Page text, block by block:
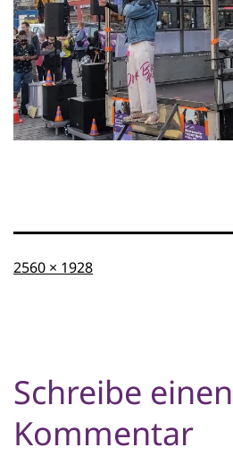
Originalgröße
2560 × 1928
Schreibe einen
Kommentar